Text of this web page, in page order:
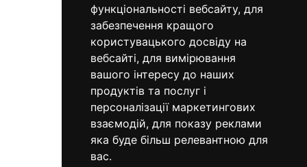
функціональності вебсайту, для
забезпечення кращого
користувацького досвіду на
вебсайті, для вимірювання
вашого інтересу до наших
продуктів та послуг і
персоналізації маркетингових
взаємодій, для показу реклами
яка буде більш релевантною для
вас.
098 640-93-46
Контактна інформація
Повна версія сайту